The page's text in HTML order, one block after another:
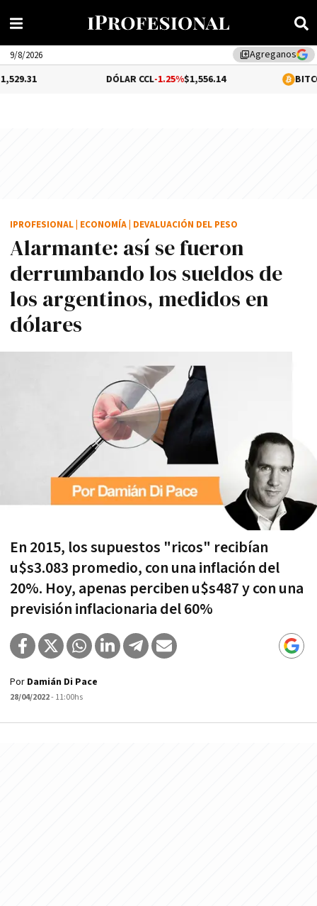
library_addAgreganos
9/8/2026
-1.25%$1,556.14 -0.17%
Alarmante: así se fueron
derrumbando los sueldos de
los argentinos, medidos en
dólares
En 2015, los supuestos "ricos" recibían
u$s3.083 promedio, con una inflación del
20%. Hoy, apenas perciben u$s487 y con una
previsión inflacionaria del 60%
IPROFESIONAL ECONOMÍA DEVALUACIÓN DEL PESO
Por Damián Di Pace
28/04/2022- 11:00hs